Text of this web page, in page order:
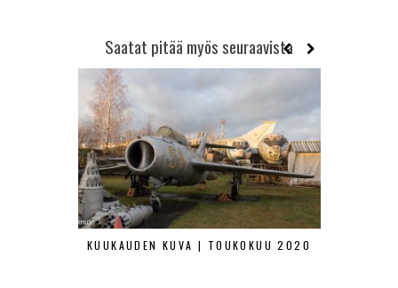
Saatat pitää myös seuraavista
KUUKAUDEN KUVA | TOUKOKUU 2020